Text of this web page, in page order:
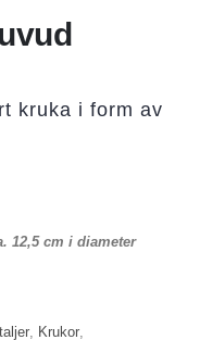
kruka i form av
12,5 cm i diameter
Krukor